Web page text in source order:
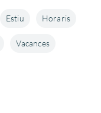
Estiu Horaris
Vacances